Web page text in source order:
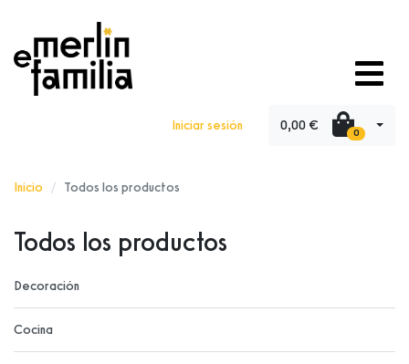
Iniciar sesión 0,00 € 0
Inicio Todos los productos
Todos los productos
Decoración
Cocina